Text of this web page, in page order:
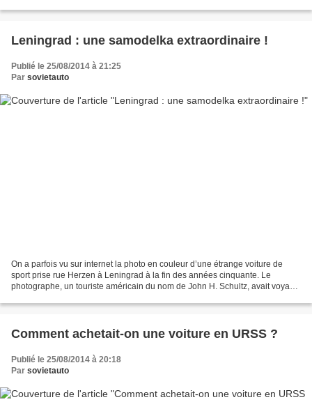
Leningrad : une samodelka extraordinaire !
Publié le 25/08/2014 à 21:25
Par sovietauto
On a parfois vu sur internet la photo en couleur d’une étrange voiture de
sport prise rue Herzen à Leningrad à la fin des années cinquante. Le
photographe, un touriste américain du nom de John H. Schultz, avait voyagé
Comment achetait-on une voiture en URSS ?
Publié le 25/08/2014 à 20:18
Par sovietauto